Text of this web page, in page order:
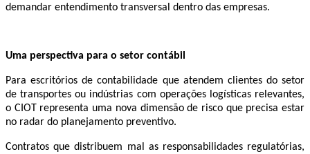
demandar entendimento transversal dentro das empresas.
Uma perspectiva para o setor contábil
Para escritórios de contabilidade que atendem clientes do setor
de transportes ou indústrias com operações logísticas relevantes,
o CIOT representa uma nova dimensão de risco que precisa estar
no radar do planejamento preventivo.
Contratos que distribuem mal as responsabilidades regulatórias,